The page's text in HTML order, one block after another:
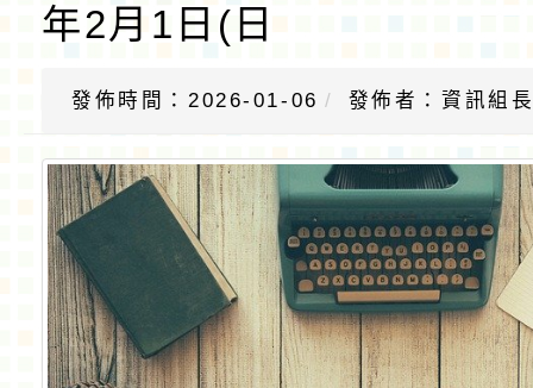
年2月1日(日
發佈時間：2026-01-06 發佈者：資訊組